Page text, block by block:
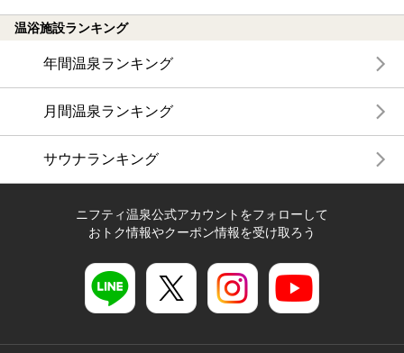
温浴施設ランキング
年間温泉ランキング
月間温泉ランキング
サウナランキング
ニフティ温泉公式アカウントをフォローして
おトク情報やクーポン情報を受け取ろう